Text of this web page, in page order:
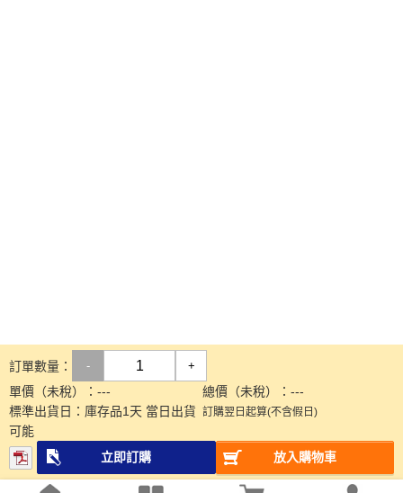
訂單數量： - +
單價（未稅）： --- 總價（未稅）： ---
標準出貨日： 庫存品1天 當日出貨
可能
訂購翌日起算(不含假日)
立即訂購 放入購物車